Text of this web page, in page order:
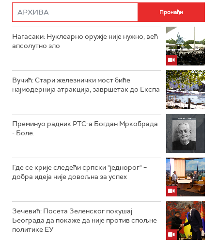
Нагасаки: Нуклеарно оружје није нужно, већ
апсолутно зло
Вучић: Стари железнички мост биће
најмодернија атракција, завршетак до Експа
Преминуо радник РТС-а Богдан Мркобрада
- Боле.
Где се крије следећи српски "једнорог" –
добра идеја није довољна за успех
Зечевић: Посета Зеленског покушај
Београда да покаже да није против спољне
политике ЕУ